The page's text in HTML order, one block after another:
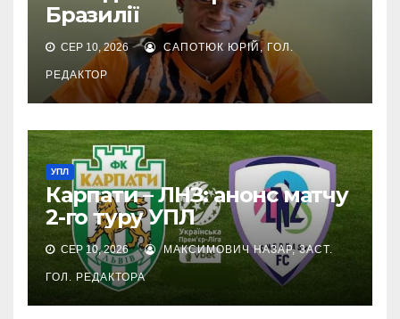
Бразилії
СЕР 10, 2026 САПОТЮК ЮРІЙ, ГОЛ.
РЕДАКТОР
УПЛ
Карпати – ЛНЗ: анонс матчу
2-го туру УПЛ
СЕР 10, 2026 МАКСИМОВИЧ НАЗАР, ЗАСТ.
ГОЛ. РЕДАКТОРА